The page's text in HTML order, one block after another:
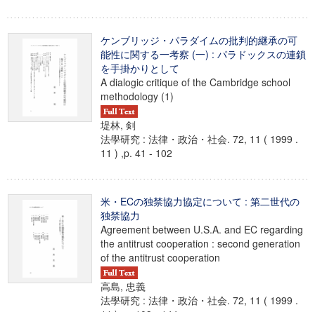
ケンブリッジ・パラダイムの批判的継承の可
能性に関する一考察 (一) : パラドックスの連鎖
を手掛かりとして
A dialogic critique of the Cambridge school
methodology (1)
堤林, 剣
法學研究 : 法律・政治・社会. 72, 11 ( 1999 .
11 ) ,p. 41 - 102
米・ECの独禁協力協定について : 第二世代の
独禁協力
Agreement between U.S.A. and EC regarding
the antitrust cooperation : second generation
of the antitrust cooperation
高島, 忠義
法學研究 : 法律・政治・社会. 72, 11 ( 1999 .